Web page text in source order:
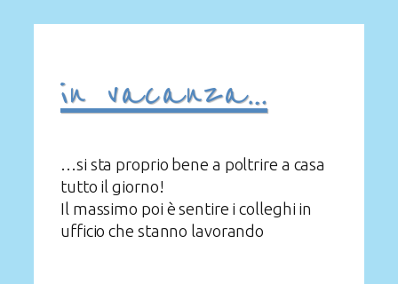
in vacanza…
…si sta proprio bene a poltrire a casa
tutto il giorno!
Il massimo poi è sentire i colleghi in
ufficio che stanno lavorando